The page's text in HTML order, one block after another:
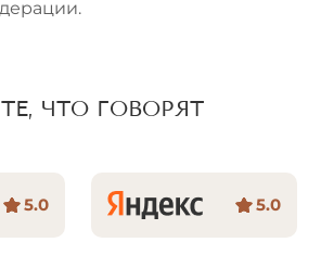
ЧТО ГОВОРЯТ
5.0 5.0